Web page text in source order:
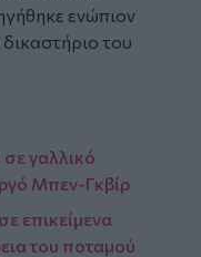
ενώπιον
του
γαλλικό
Μπεν-Γκβίρ
επικείμενα
του ποταμού